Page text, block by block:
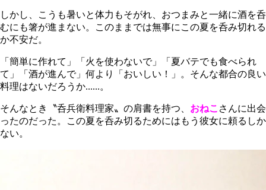
しかし、こうも暑いと体力もそがれ、おつまみと一緒に酒を呑
むにも箸が進まない。このままでは無事にこの夏を呑み切れる
か不安だ。
「簡単に作れて」「火を使わないで」「夏バテでも食べられ
て」「酒が進んで」何より「おいしい！」。そんな都合の良い
料理はないだろうか......。
そんなとき〝呑兵衛料理家〟の肩書を持つ、 おねこ さんに出会
ったのだった。この夏を呑み切るためにはもう彼女に頼るしか
ない。